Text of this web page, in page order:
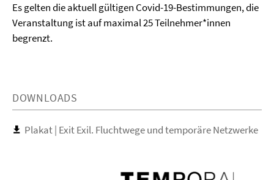
Es gelten die aktuell gültigen Covid-19-Bestimmungen, die
Veranstaltung ist auf maximal 25 Teilnehmer*innen
begrenzt.
DOWNLOADS
Plakat | Exit Exil. Fluchtwege und temporäre Netzwerke